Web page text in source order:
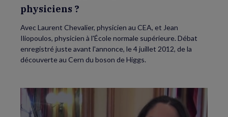
physiciens ?
Avec Laurent Chevalier, physicien au CEA, et Jean
Iliopoulos, physicien à l'École normale supérieure. Débat
enregistré juste avant l'annonce, le 4 juillet 2012, de la
découverte au Cern du boson de Higgs.